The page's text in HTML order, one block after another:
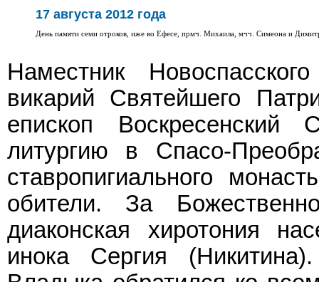
17 августа 2012 года
День памяти семи отроков, иже во Ефесе, прмч. Михаила, мчч. Симеона и
Наместник
викарий Святейшего
епископ Воскресенский
литургию в Спасо-
ставропигиального
обители. За
диаконская хиротония
инока Сергия